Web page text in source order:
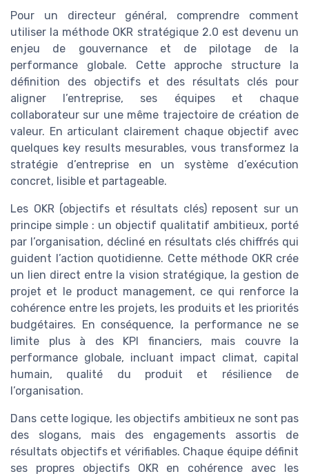
Pour un directeur général, comprendre comment
utiliser la méthode OKR stratégique 2.0 est devenu un
enjeu de gouvernance et de pilotage de la
performance globale. Cette approche structure la
définition des objectifs et des résultats clés pour
aligner l’entreprise, ses équipes et chaque
collaborateur sur une même trajectoire de création de
valeur. En articulant clairement chaque objectif avec
quelques key results mesurables, vous transformez la
stratégie d’entreprise en un système d’exécution
concret, lisible et partageable.
Les OKR (objectifs et résultats clés) reposent sur un
principe simple : un objectif qualitatif ambitieux, porté
par l’organisation, décliné en résultats clés chiffrés qui
guident l’action quotidienne. Cette méthode OKR crée
un lien direct entre la vision stratégique, la gestion de
projet et le product management, ce qui renforce la
cohérence entre les projets, les produits et les priorités
budgétaires. En conséquence, la performance ne se
limite plus à des KPI financiers, mais couvre la
performance globale, incluant impact climat, capital
humain, qualité du produit et résilience de
l’organisation.
Dans cette logique, les objectifs ambitieux ne sont pas
des slogans, mais des engagements assortis de
résultats objectifs et vérifiables. Chaque équipe définit
ses propres objectifs OKR en cohérence avec les